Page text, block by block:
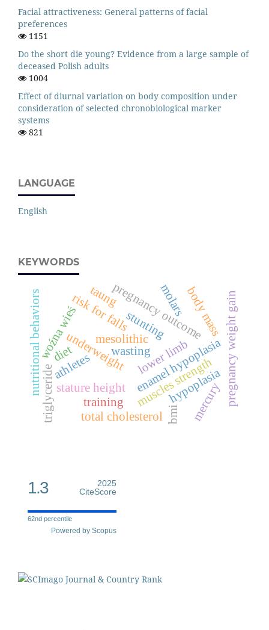
Facial attractiveness: General patterns of facial
preferences
1151
Do the short die young? Evidence from a large sample of
deceased Polish adults
1004
Effect of diurnal variation on body composition under
consideration of selected chronobiological marker
systems
821
LANGUAGE
English
KEYWORDS
stunting
wasting
underweight
mesolithic
woźna wieś
enamel hypoplasiapregnancy weight gain
stature height
pregnancy outcome
risk for falls
muscles strength
lower limb
athletes
nutritional behaviors
training
diet
total cholesterol
triglyceride
body mass
hypoplasia
mercury
molars
bmi
taung
1.3
2025
CiteScore
62nd percentile
Powered by Scopus